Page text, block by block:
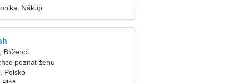
Nákup
Blíženci
poznat ženu
Polsko